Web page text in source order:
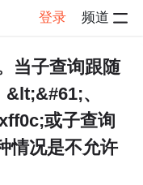
登录 频道
当子查询跟随
、
或子查询
情况是不允许